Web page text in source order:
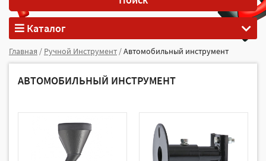
Каталог
Главная / Ручной Инструмент /Автомобильный инструмент
АВТОМОБИЛЬНЫЙ ИНСТРУМЕНТ